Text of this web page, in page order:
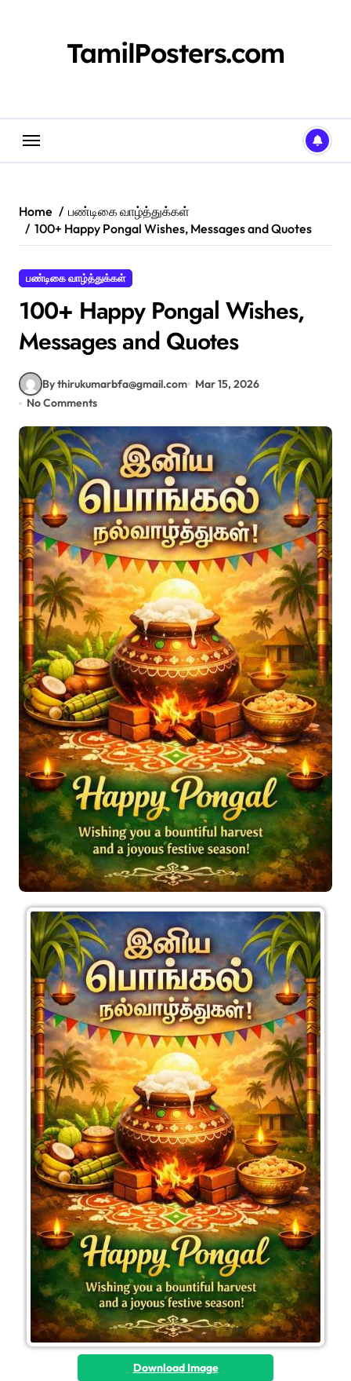
TamilPosters.com
Home
பண்டிகை வாழ்த்துக்கள்
100+ Happy Pongal Wishes, Messages and Quotes
பண்டிகை வாழ்த்துக்கள்
100+ Happy Pongal Wishes,
Messages and Quotes
By thirukumarbfa@gmail.com
Mar 15, 2026
No Comments
Download Image